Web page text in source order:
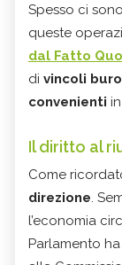
Spesso ci
queste
dal Fatto
di vincoli
convenienti
Il diritto al
Come
direzione.
l’economia
Parlamento